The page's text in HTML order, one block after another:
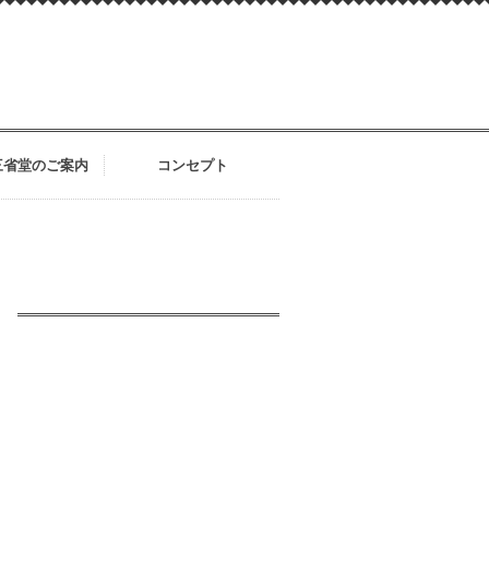
省堂のご案内 コンセプト